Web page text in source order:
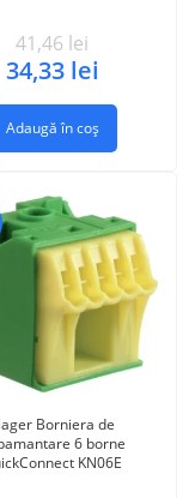
41,46 lei
34,33 lei
Adaugă în coș
Borniera de
6 borne
KN06E